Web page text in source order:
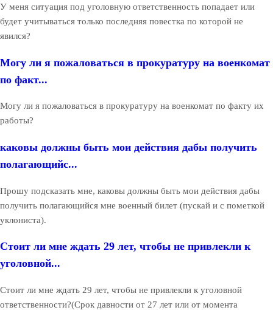
У меня ситуация под уголовную ответственность попадает или
будет учитываться только последняя повестка по которой не
явился?
Могу ли я пожаловаться в прокуратуру на военкомат
по факт...
Могу ли я пожаловаться в прокуратуру на военкомат по факту их
работы?
каковы должны быть мои действия дабы получить
полагающийс...
Прошу подсказать мне, каковы должны быть мои действия дабы
получить полагающийся мне военный билет (пускай и с пометкой
уклониста).
Стоит ли мне ждать 29 лет, чтобы не привлекли к
уголовной...
Стоит ли мне ждать 29 лет, чтобы не привлекли к уголовной
ответственности?(Срок давности от 27 лет или от момента